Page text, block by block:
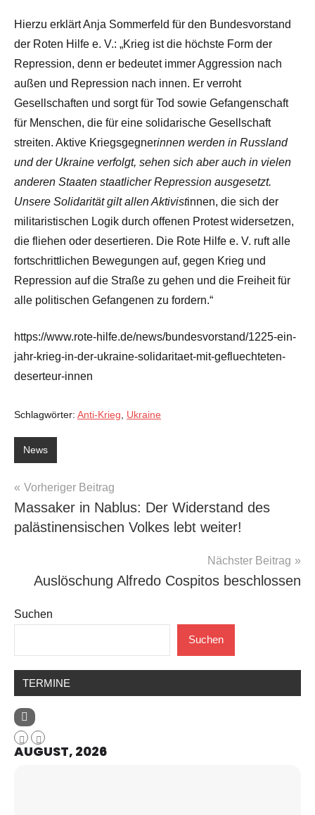
Hierzu erklärt Anja Sommerfeld für den Bundesvorstand
der Roten Hilfe e. V.: „Krieg ist die höchste Form der
Repression, denn er bedeutet immer Aggression nach
außen und Repression nach innen. Er verroht
Gesellschaften und sorgt für Tod sowie Gefangenschaft
für Menschen, die für eine solidarische Gesellschaft
streiten. Aktive Kriegsgegnerinnen werden in Russland
und der Ukraine verfolgt, sehen sich aber auch in vielen
anderen Staaten staatlicher Repression ausgesetzt.
Unsere Solidarität gilt allen Aktivistinnen, die sich der
militaristischen Logik durch offenen Protest widersetzen,
die fliehen oder desertieren. Die Rote Hilfe e. V. ruft alle
fortschrittlichen Bewegungen auf, gegen Krieg und
Repression auf die Straße zu gehen und die Freiheit für
alle politischen Gefangenen zu fordern.“
https://www.rote-hilfe.de/news/bundesvorstand/1225-ein-
jahr-krieg-in-der-ukraine-solidaritaet-mit-gefluechteten-
deserteur-innen
Schlagwörter: Anti-Krieg Ukraine
News
Beitragsnavigation
Vorheriger Beitrag
Massaker in Nablus: Der Widerstand des
palästinensischen Volkes lebt weiter!
Nächster Beitrag
Auslöschung Alfredo Cospitos beschlossen
Suchen
Suchen
TERMINE
AUGUST, 2026